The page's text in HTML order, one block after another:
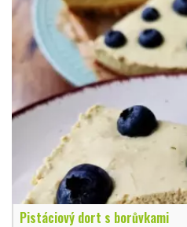
Pistáciový dort s borůvkami